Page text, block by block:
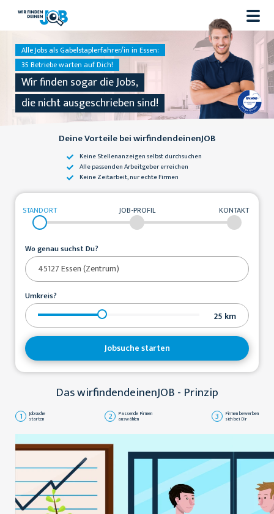
Alle Jobs als Gabelstaplerfahrer/in in Essen:
35 Betriebe warten auf Dich!
Wir finden sogar die Jobs,
die nicht ausgeschrieben sind!
Deine Vorteile bei wirfindendeinenJOB
Keine Stellenanzeigenselbst durchsuchen
Alle passendenArbeitgeber erreichen
Keine Zeitarbeit,nur echte Firmen
STANDORT JOB-PROFIL KONTAKT
Wo genau suchst Du?
Umkreis?
25 km
Jobsuche starten
Das wirfindendeinenJOB - Prinzip
1 Jobsuche
starten 2 Passende Firmen
auswählen 3 Firmen bewerben
sich bei Dir